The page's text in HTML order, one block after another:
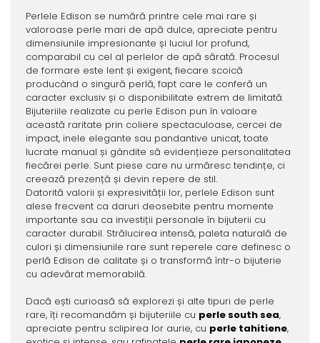
Perlele Edison se numără printre cele mai rare și
valoroase perle mari de apă dulce, apreciate pentru
dimensiunile impresionante și luciul lor profund,
comparabil cu cel al perlelor de apă sărată. Procesul
de formare este lent și exigent, fiecare scoică
producând o singură perlă, fapt care le conferă un
caracter exclusiv și o disponibilitate extrem de limitată.
Bijuteriile realizate cu perle Edison pun în valoare
această raritate prin coliere spectaculoase, cercei de
impact, inele elegante sau pandantive unicat, toate
lucrate manual și gândite să evidențieze personalitatea
fiecărei perle. Sunt piese care nu urmăresc tendințe, ci
creează prezență și devin repere de stil.
Datorită valorii și expresivității lor, perlele Edison sunt
alese frecvent ca daruri deosebite pentru momente
importante sau ca investiții personale în bijuterii cu
caracter durabil. Strălucirea intensă, paleta naturală de
culori și dimensiunile rare sunt reperele care definesc o
perlă Edison de calitate și o transformă într-o bijuterie
cu adevărat memorabilă.
Dacă ești curioasă să explorezi și alte tipuri de perle
rare, îți recomandăm și bijuteriile cu perle south sea,
apreciate pentru sclipirea lor aurie, cu perle tahitiene,